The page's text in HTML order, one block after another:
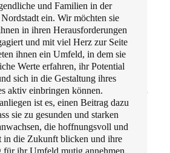
Norden
und Familien in der
ein. Wir möchten sie
in ihren Herausforderungen
und mit viel Herz zur Seite
ihnen ein Umfeld, in dem sie
Werte erfahren, ihr Potential
sich in die Gestaltung ihres
aktiv einbringen können.
ist es, einen Beitrag dazu
sie zu gesunden und starken
die hoffnungsvoll und
in die Zukunft blicken und ihre